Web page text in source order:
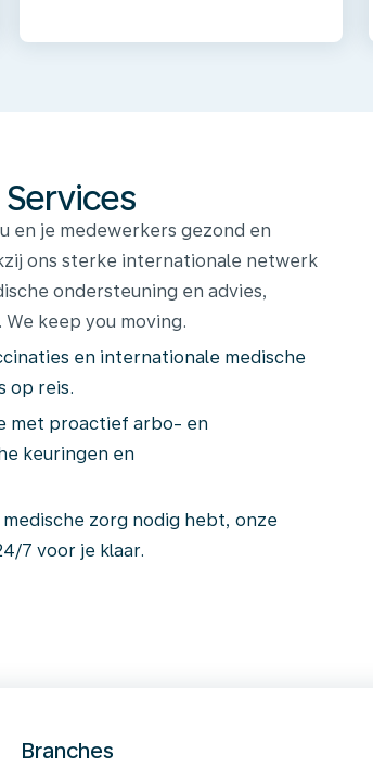
en je medewerkers gezond en
ons sterke internationale netwerk
ondersteuning en advies,
keep you moving.
en internationale medische
op reis.
met proactief arbo- en
keuringen en
zorg nodig hebt, onze
7 voor je klaar.
Branches